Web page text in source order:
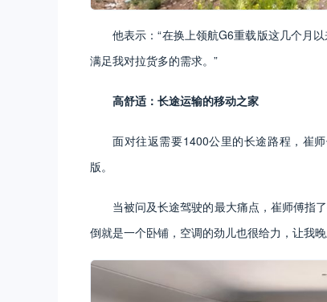
他表示：“在换上领航G6重载版这几个月
满足我对拉货多的需求。”
高舒适：长途运输的移动之家
面对往返需要1400公里的长途路程，崔
版。
当被问及长途驾驶的最大痛点，崔师傅指
倒就是一个卧铺，空调的劲儿也很给力，让我